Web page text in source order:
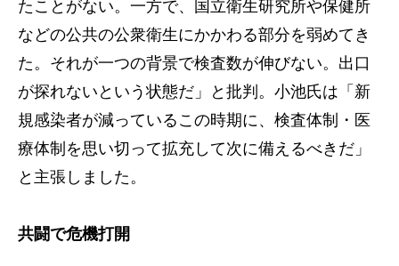
たことがない。一方で、国立衛生研究所や保健所
などの公共の公衆衛生にかかわる部分を弱めてき
た。それが一つの背景で検査数が伸びない。出口
が探れないという状態だ」と批判。小池氏は「新
規感染者が減っているこの時期に、検査体制・医
療体制を思い切って拡充して次に備えるべきだ」
と主張しました。
共闘で危機打開